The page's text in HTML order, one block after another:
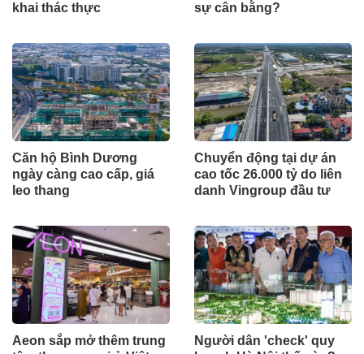
khai thác thực
sự cân bằng?
Căn hộ Bình Dương
ngày càng cao cấp, giá
leo thang
Chuyển động tại dự án
cao tốc 26.000 tỷ do liên
danh Vingroup đầu tư
Aeon sắp mở thêm trung
Người dân 'check' quy